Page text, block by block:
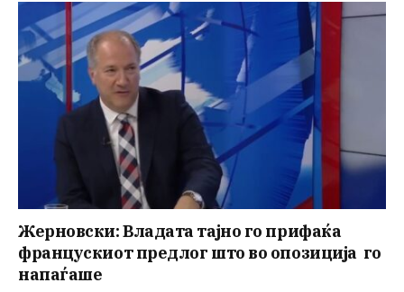
Жерновски: Владата тајно го прифаќа
францускиот предлог што во опозиција го
напаѓаше